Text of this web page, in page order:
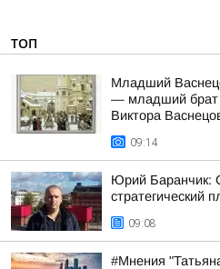
ТОП
Младший
— младший брат
Виктора
09:14
Юрий Баранчик:
стратегический
09:08
#Мнения